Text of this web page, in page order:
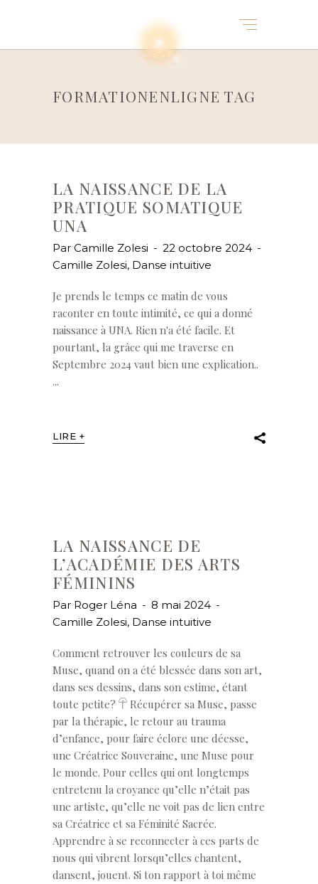
FORMATIONENLIGNE TAG
LA NAISSANCE DE LA
PRATIQUE SOMATIQUE
UNA
Par Camille Zolesi
22 octobre 2024
Camille Zolesi, Danse intuitive
Je prends le temps ce matin de vous
raconter en toute intimité, ce qui a donné
naissance à UNA. Rien n'a été facile. Et
pourtant, la grâce qui me traverse en
Septembre 2024 vaut bien une explication..
LIRE +
LA NAISSANCE DE
L’ACADÉMIE DES ARTS
FÉMININS
Par Roger Léna
8 mai 2024
Camille Zolesi, Danse intuitive
Comment retrouver les couleurs de sa
Muse, quand on a été blessée dans son art,
dans ses dessins, dans son estime, étant
toute petite? 𓋻 Récupérer sa Muse, passe
par la thérapie, le retour au trauma
d’enfance, pour faire éclore une déesse,
une Créatrice Souveraine, une Muse pour
le monde. Pour celles qui ont longtemps
entretenu la croyance qu’elle n’était pas
une artiste, qu’elle ne voit pas de lien entre
sa Créatrice et sa Féminité Sacrée.
Apprendre à se reconnecter à ces parts de
nous qui vibrent lorsqu’elles chantent,
dansent, jouent. Si ton rapport à toi même